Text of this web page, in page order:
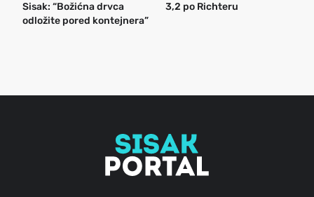
Sisak: “Božićna drvca
odložite pored kontejnera”
3,2 po Richteru